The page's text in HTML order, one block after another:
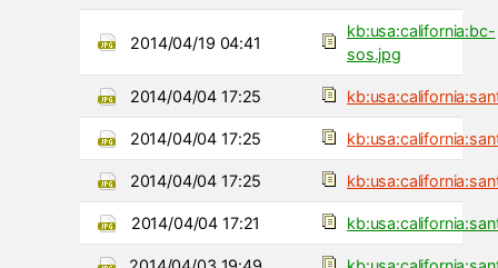
2014/04/19 04:41
kb:usa:california:bc-
sos.jpg
2014/04/04 17:25
2014/04/04 17:25
2014/04/04 17:25
2014/04/04 17:21